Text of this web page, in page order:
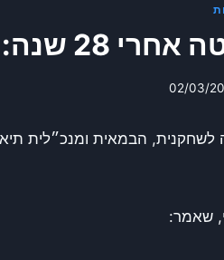
לבמה״
02/03/
שאמר: